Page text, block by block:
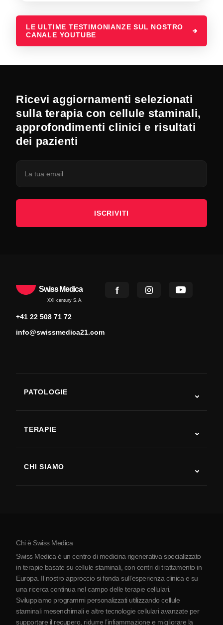
LE ULTIME TESTIMONIANZE SUL NOSTRO
CANALE YOUTUBE
Ricevi aggiornamenti selezionati
sulla terapia con cellule staminali,
approfondimenti clinici e risultati
dei pazienti
ISCRIVITI
Swiss Medica
XXI century S.A.
+41 22 508 71 72
info@swissmedica21.com
PATOLOGIE
Malattia di Parkinson
Artrite
TERAPIE
CHI SIAMO
La Serbia
Partnership
Chi è Swiss Medica
Swiss Medica è un centro di medicina rigenerativa specializzato
in terapie basate su cellule staminali, con centri di trattamento in
Europa. Il nostro approccio si fonda sull’esperienza clinica e su
una ricerca continua nel campo delle terapie cellulari.
Sviluppiamo programmi personalizzati utilizzando cellule
staminali mesenchimali e altre tecnologie cellulari avanzate per
supportare il recupero, ridurre l’infiammazione e migliorare la